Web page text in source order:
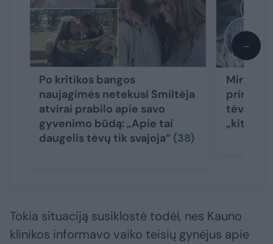
Po kritikos bangos
naujagimės netekusi Smiltėja
atvirai prabilo apie savo
gyvenimo būdą: „Apie tai
daugelis tėvų tik svajoja“ (38)
Mirusio
priminė
tėvų
„kitokį“
→
Tokia situaciją susiklostė todėl, nes Kauno
klinikos informavo vaiko teisių gynėjus apie